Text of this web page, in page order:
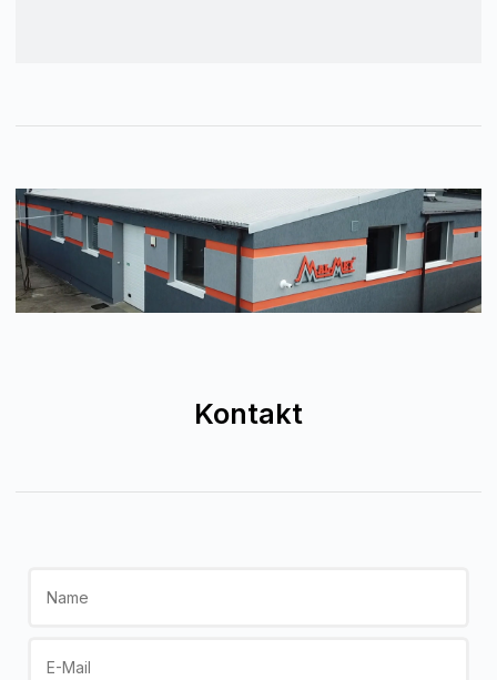
Kontakt